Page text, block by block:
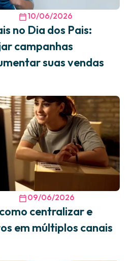
10/06/2026
no Dia dos Pais:
campanhas
suas vendas
09/06/2026
centralizar e
em múltiplos canais